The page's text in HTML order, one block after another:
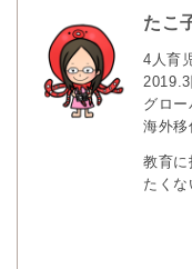
たこ
4人育
グロ
海外移
教育に
たく